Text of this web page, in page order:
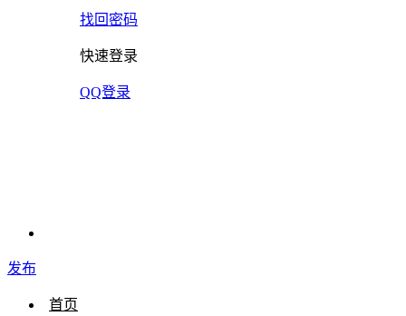
找回密码
快速登录
QQ登录
发布
首页